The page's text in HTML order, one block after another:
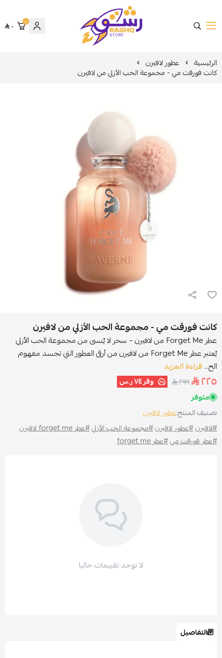
متجر رشق
٠ ٠
الرئيسية عطور لافيرن
كانت فورقت مي - مجموعة الحب الأزلي من لافيرن
كانت فورقت مي - مجموعة الحب الأزلي من لافيرن
عطر Forget Me من لافيرن – سحر لا يُنسى من مجموعة الحب الأزلي
يُعتبر عطر Forget Me من لافيرن من أرقى العطور التي تجسد مفهوم
الح...قراءة المزيد
٢٢٥ ٢٩٩ وفر٧٤ ر.س
متوفر
تصنيف المنتج:عطور لافيرن
#لافيرن#عطور لافيرن#مجموعة الحب الأزلي#عطر forget me لافيرن
#عطر فورقت مي#عطر forget me
لا توجد تقييمات حاليا
التفاصيل